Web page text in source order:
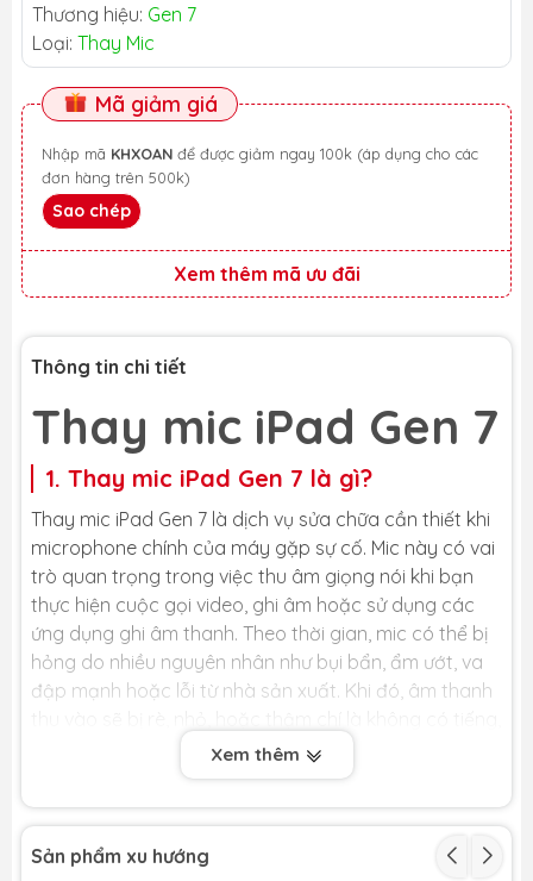
Thương hiệu: Gen 7
Loại: Thay Mic
Mã giảm giá
Nhập mã KHXOAN
đơn hàng trên 500k)
Sao chép
Xem thêm mã ưu đãi
Thông tin chi tiết
Thay mic iPad Gen 7
1. Thay mic iPad Gen 7 là gì?
Thay mic iPad Gen 7 là dịch vụ sửa chữa cần thiết khi
microphone chính của máy gặp sự cố. Mic này có vai
trò quan trọng trong việc thu âm giọng nói khi bạn
thực hiện cuộc gọi video, ghi âm hoặc sử dụng các
ứng dụng ghi âm thanh. Theo thời gian, mic có thể bị
hỏng do nhiều nguyên nhân như bụi bẩn, ẩm ướt, va
đập mạnh hoặc lỗi từ nhà sản xuất. Khi đó, âm thanh
gây ảnh hưởng đến trải nghiệm sử dụng của bạn.
toàn những lỗi này, khôi phục lại khả năng ghi âm và
truyền tải giọng nói rõ ràng như ban đầu. Tuy nhiên,
Xem thêm
Sản phẩm xu hướng